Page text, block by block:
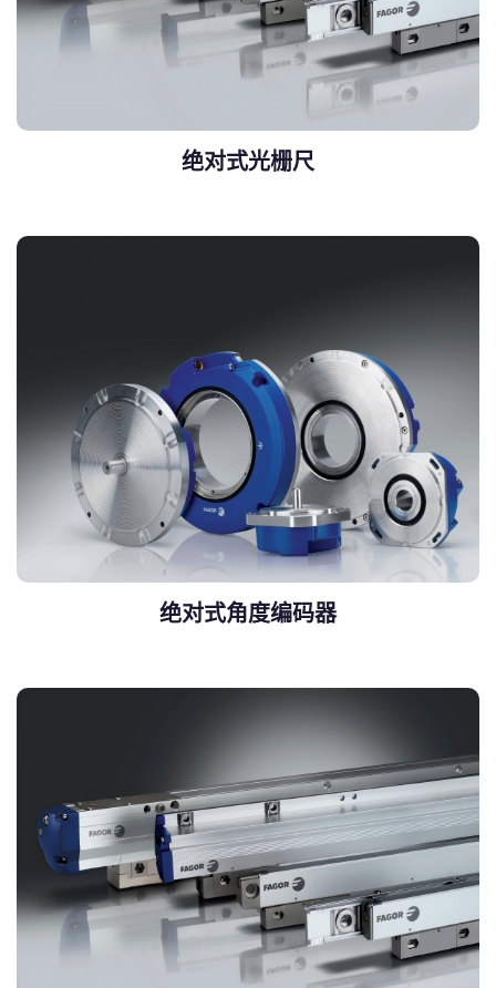
绝对式光栅尺
绝对式角度编码器